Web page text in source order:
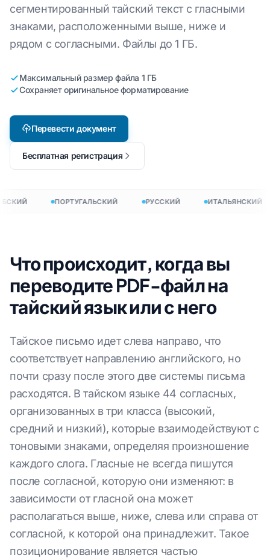
сегментированный тайский текст с гласными
знаками, расположенными выше, ниже и
рядом с согласными. Файлы до 1 ГБ.
Максимальный размер файла 1 ГБ
Сохраняет оригинальное форматирование
Перевести документ
Бесплатная регистрация
ПОРТУГАЛЬСКИЙ РУССКИЙ ИТАЛЬЯНСКИЙ
Что происходит, когда вы
переводите PDF-файл на
тайский язык или с него
Тайское письмо идет слева направо, что
соответствует направлению английского, но
почти сразу после этого две системы письма
расходятся. В тайском языке 44 согласных,
организованных в три класса (высокий,
средний и низкий), которые взаимодействуют с
тоновыми знаками, определяя произношение
каждого слога. Гласные не всегда пишутся
после согласной, которую они изменяют: в
зависимости от гласной она может
располагаться выше, ниже, слева или справа от
согласной, к которой она принадлежит. Такое
позиционирование является частью